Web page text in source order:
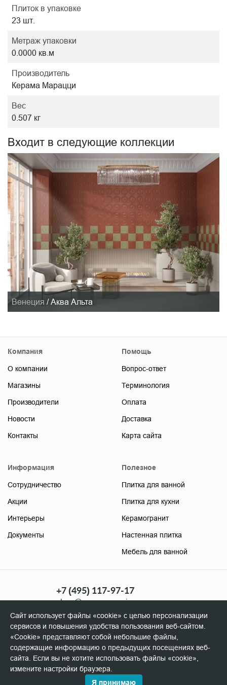
Плиток в упаковке
23 шт.
Метраж упаковки
0.0000 кв.м
Производитель
Керама Марацци
Вес
0.507 кг
Входит в следующие коллекции
Венеция / Аква Альта
Компания
О компании
Магазины
Производители
Новости
Контакты
Помощь
Вопрос-ответ
Терминология
Оплата
Доставка
Карта сайта
Информация
Сотрудничество
Акции
Интерьеры
Документы
Полезное
Плитка для ванной
Плитка для кухни
Керамогранит
Настенная плитка
Мебель для ванной
+7 (495) 117-97-17
shop@soyuzceramica.ru
(розница)
+7 (495) 506-96-98
manager@soyuzceramica.ru
(оптовикам)
Сайт использует файлы «cookie» с целью персонализации
сервисов и повышения удобства пользования веб-сайтом.
«Cookie» представляют собой небольшие файлы,
содержащие информацию о предыдущих посещениях веб-
сайта. Если вы не хотите использовать файлы «cookie»,
измените настройки браузера.
Я принимаю